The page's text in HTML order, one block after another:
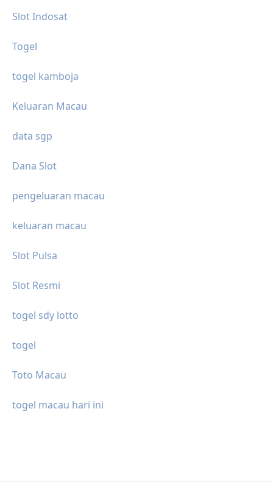
Slot Indosat
Togel
togel kamboja
Keluaran Macau
data sgp
Dana Slot
pengeluaran macau
keluaran macau
Slot Pulsa
Slot Resmi
togel sdy lotto
togel
Toto Macau
togel macau hari ini